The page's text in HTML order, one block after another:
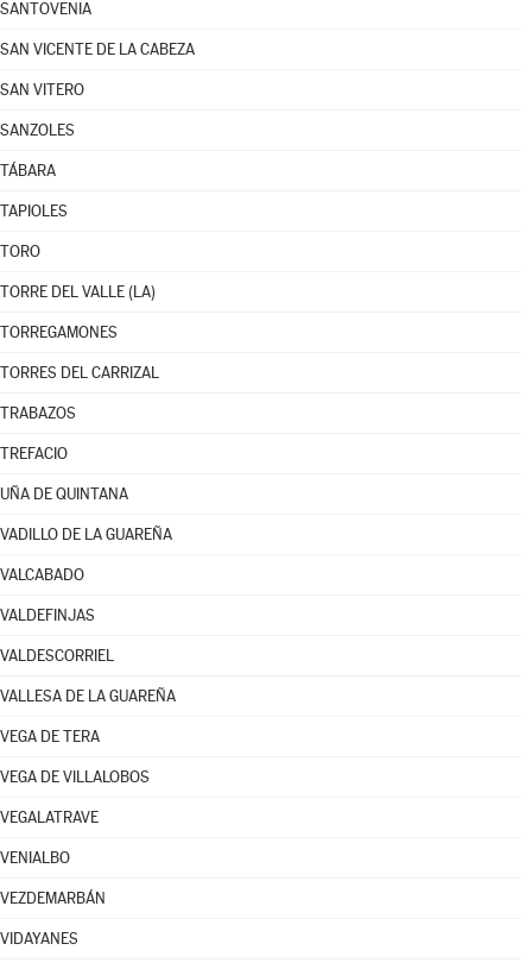
SANTOVENIA
SAN VICENTE DE LA CABEZA
SAN VITERO
SANZOLES
TÁBARA
TAPIOLES
TORO
TORRE DEL VALLE (LA)
TORREGAMONES
TORRES DEL CARRIZAL
TRABAZOS
TREFACIO
UÑA DE QUINTANA
VADILLO DE LA GUAREÑA
VALCABADO
VALDEFINJAS
VALDESCORRIEL
VALLESA DE LA GUAREÑA
VEGA DE TERA
VEGA DE VILLALOBOS
VEGALATRAVE
VENIALBO
VEZDEMARBÁN
VIDAYANES